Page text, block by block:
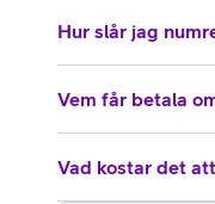
Hur slår jag
Vem får betala
Vad kostar det